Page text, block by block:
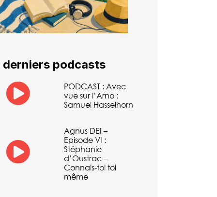
derniers podcasts
PODCAST : Avec
vue sur l’Arno :
Samuel Hasselhorn
Agnus DEI –
Episode VI :
Stéphanie
d’Oustrac –
Connais-toi toi
même